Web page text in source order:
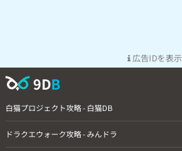
広告IDを表示
9DB
白猫プロジェクト攻略 - 白猫DB
ドラクエウォーク攻略 - みんドラ